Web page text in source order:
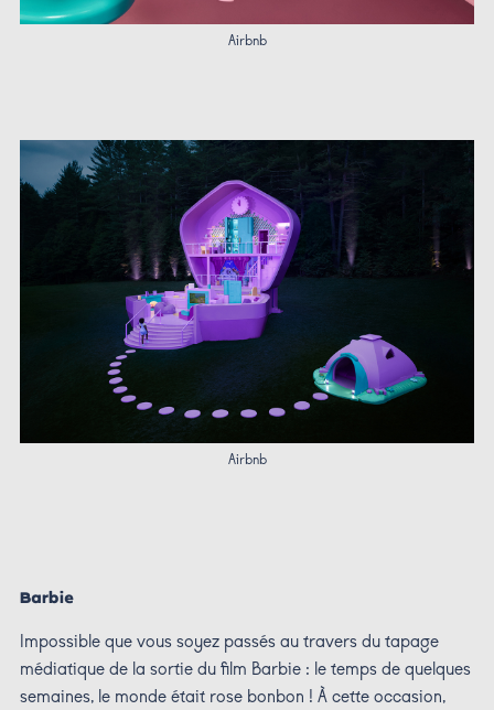
Airbnb
Airbnb
Barbie
Impossible que vous soyez passés au travers du tapage
médiatique de la sortie du film Barbie : le temps de quelques
semaines, le monde était rose bonbon ! À cette occasion,